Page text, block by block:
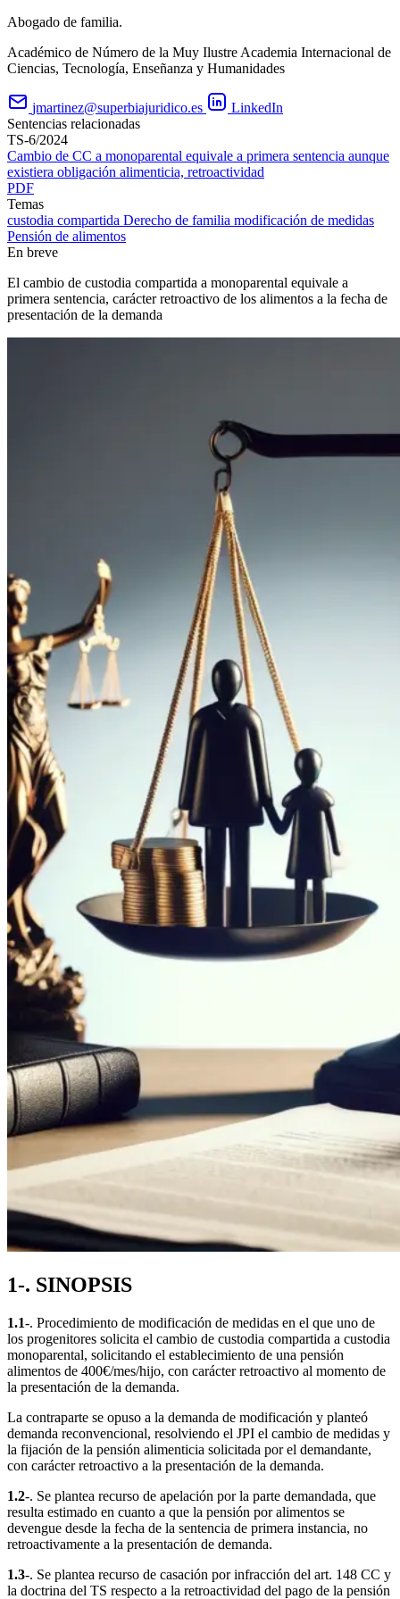
Abogado de familia.
Académico de Número de la Muy Ilustre Academia Internacional de
Ciencias, Tecnología, Enseñanza y Humanidades
jmartinez@superbiajuridico.es
LinkedIn
Sentencias relacionadas
TS-6/2024
Cambio de CC a monoparental equivale a primera sentencia aunque
existiera obligación alimenticia, retroactividad
PDF
Temas
custodia compartida Derecho de familia modificación de medidas
Pensión de alimentos
En breve
El cambio de custodia compartida a monoparental equivale a
primera sentencia, carácter retroactivo de los alimentos a la fecha de
presentación de la demanda
1-. SINOPSIS
1.1-. Procedimiento de modificación de medidas en el que uno de
los progenitores solicita el cambio de custodia compartida a custodia
monoparental, solicitando el establecimiento de una pensión
alimentos de 400€/mes/hijo, con carácter retroactivo al momento de
la presentación de la demanda.
La contraparte se opuso a la demanda de modificación y planteó
demanda reconvencional, resolviendo el JPI el cambio de medidas y
la fijación de la pensión alimenticia solicitada por el demandante,
con carácter retroactivo a la presentación de la demanda.
1.2-. Se plantea recurso de apelación por la parte demandada, que
resulta estimado en cuanto a que la pensión por alimentos se
devengue desde la fecha de la sentencia de primera instancia, no
retroactivamente a la presentación de demanda.
1.3-. Se plantea recurso de casación por infracción del art. 148 CC y
la doctrina del TS respecto a la retroactividad del pago de la pensión